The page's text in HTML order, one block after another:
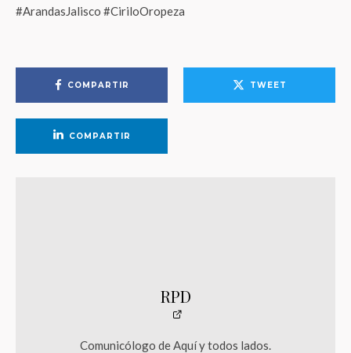
#ArandasJalisco #CiriloOropeza
COMPARTIR TWEET
COMPARTIR
RPD
Comunicólogo de Aquí y todos lados.